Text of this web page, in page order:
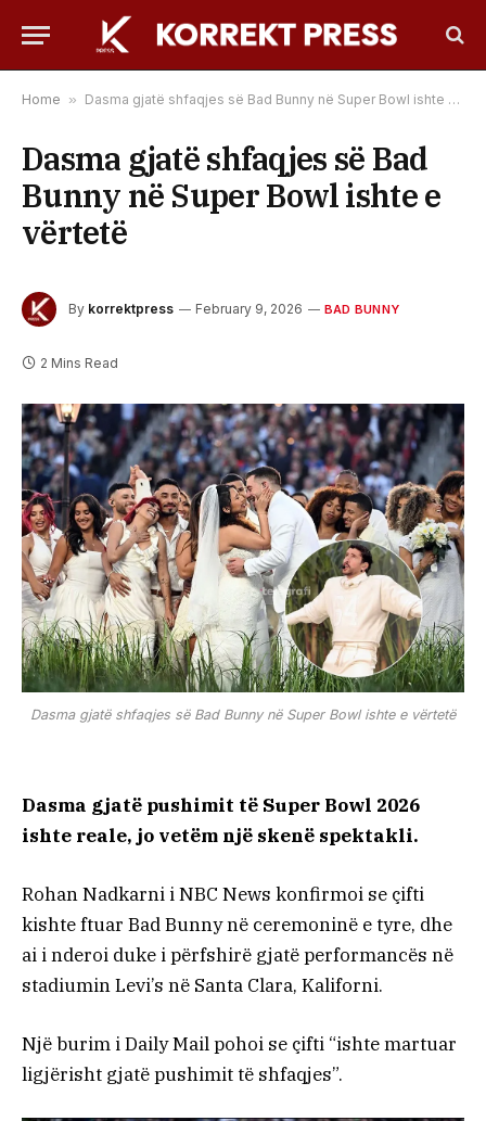
Home » Dasma gjatë shfaqjes së Bad Bunny në Super Bowl ishte e vërtetë
Dasma gjatë shfaqjes së Bad
Bunny në Super Bowl ishte e
vërtetë
By korrektpress February 9, 2026 BAD BUNNY
2 Mins Read
Dasma gjatë shfaqjes së Bad Bunny në Super Bowl ishte e vërtetë
Dasma gjatë pushimit të Super Bowl 2026
ishte reale, jo vetëm një skenë spektakli.
Rohan Nadkarni i NBC News konfirmoi se çifti
kishte ftuar Bad Bunny në ceremoninë e tyre, dhe
ai i nderoi duke i përfshirë gjatë performancës në
stadiumin Levi’s në Santa Clara, Kaliforni.
Një burim i Daily Mail pohoi se çifti “ishte martuar
ligjërisht gjatë pushimit të shfaqjes”.